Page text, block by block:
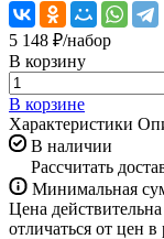
5 148 ₽/набор
В корзину
В корзине
Характеристики
В наличии
Рассчитать
Минимальная
Цена
отличаться от цен